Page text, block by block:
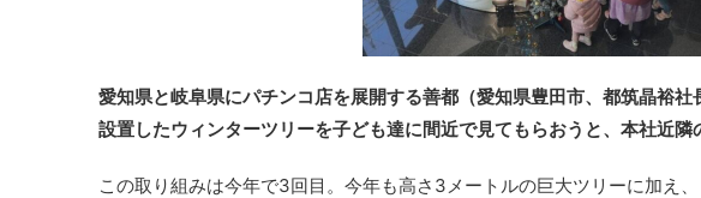
愛知県と岐阜県にパチンコ店を展開する善都（愛知県豊田市、都筑晶裕
設置したウィンターツリーを子ども達に間近で見てもらおうと、本社近隣
この取り組みは今年で3回目。今年も高さ3メートルの巨大ツリーに加え